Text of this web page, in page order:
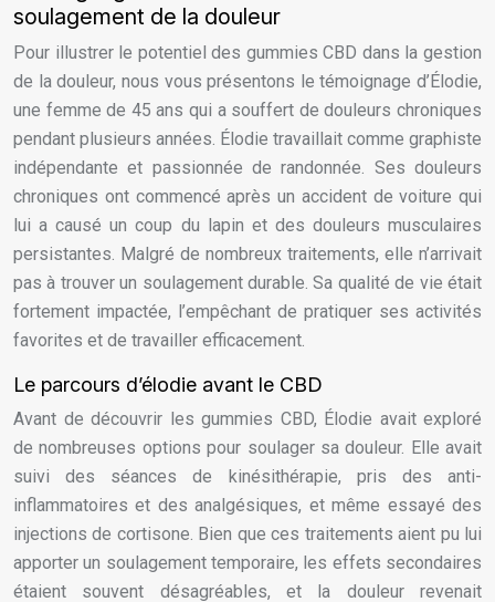
soulagement de la douleur
Pour illustrer le potentiel des gummies CBD dans la gestion
de la douleur, nous vous présentons le témoignage d’Élodie,
une femme de 45 ans qui a souffert de douleurs chroniques
pendant plusieurs années. Élodie travaillait comme graphiste
indépendante et passionnée de randonnée. Ses douleurs
chroniques ont commencé après un accident de voiture qui
lui a causé un coup du lapin et des douleurs musculaires
persistantes. Malgré de nombreux traitements, elle n’arrivait
pas à trouver un soulagement durable. Sa qualité de vie était
fortement impactée, l’empêchant de pratiquer ses activités
favorites et de travailler efficacement.
Le parcours d’élodie avant le CBD
Avant de découvrir les gummies CBD, Élodie avait exploré
de nombreuses options pour soulager sa douleur. Elle avait
suivi des séances de kinésithérapie, pris des anti-
inflammatoires et des analgésiques, et même essayé des
injections de cortisone. Bien que ces traitements aient pu lui
apporter un soulagement temporaire, les effets secondaires
étaient souvent désagréables, et la douleur revenait